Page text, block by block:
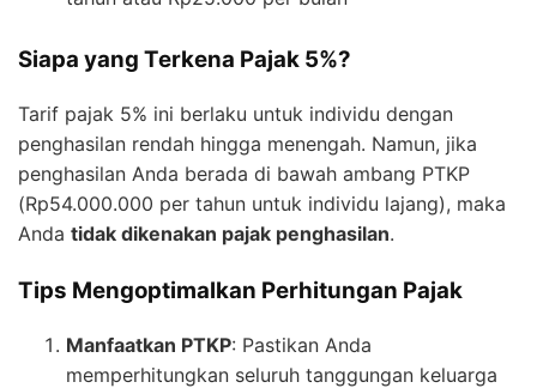
Siapa yang Terkena Pajak 5%?
Tarif pajak 5% ini berlaku untuk individu dengan
penghasilan rendah hingga menengah. Namun, jika
penghasilan Anda berada di bawah ambang PTKP
(Rp54.000.000 per tahun untuk individu lajang), maka
Anda tidak dikenakan pajak penghasilan.
Tips Mengoptimalkan Perhitungan Pajak
Manfaatkan PTKP: Pastikan Anda
memperhitungkan seluruh tanggungan keluarga